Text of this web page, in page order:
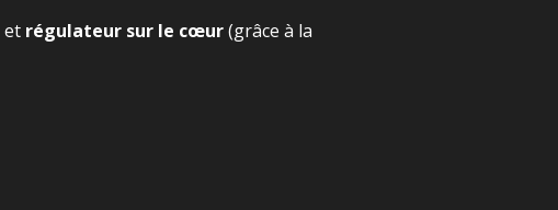
et régulateur sur le cœur(grâce à la